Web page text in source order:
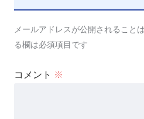
メールアドレスが公開されること
る欄は必須項目です
コメント ※